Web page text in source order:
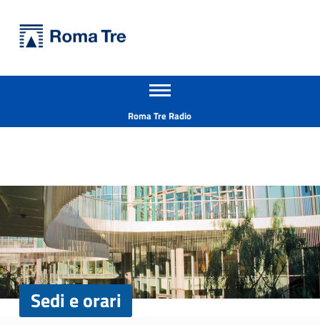
Sedi e orari - Università Roma Tre
Apri il menu secondario
Roma Tre Radio
Sedi e orari